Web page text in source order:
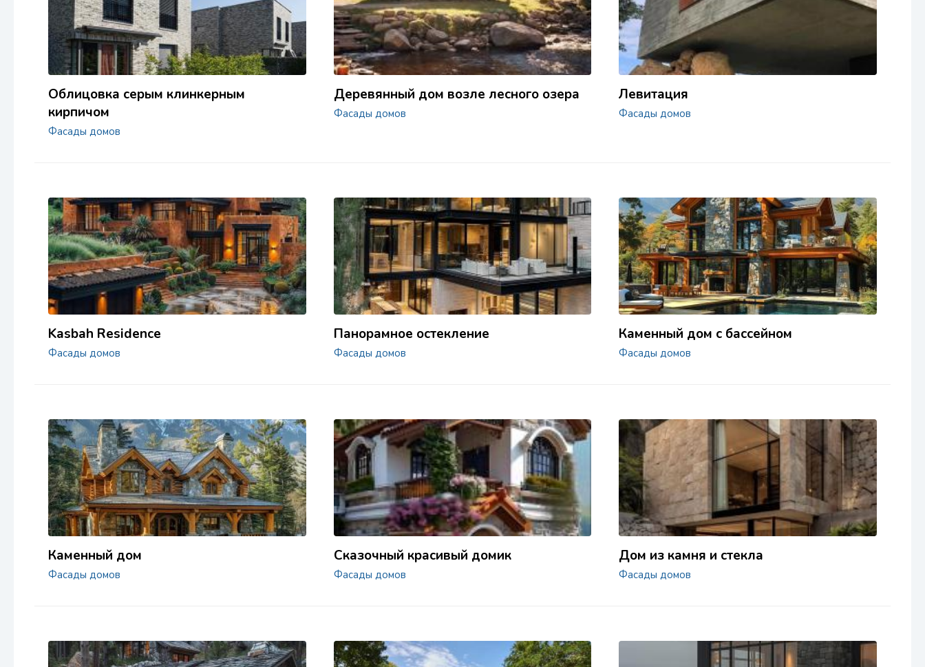
Облицовка серым клинкерным
кирпичом
Фасады домов
Деревянный дом возле лесного озера
Фасады домов
Левитация
Фасады домов
Kasbah Residence
Фасады домов
Панорамное остекление
Фасады домов
Каменный дом с бассейном
Фасады домов
Каменный дом
Фасады домов
Сказочный красивый домик
Фасады домов
Дом из камня и стекла
Фасады домов